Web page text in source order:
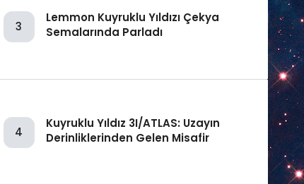
3
Lemmon Kuyruklu Yıldızı Çekya
Semalarında Parladı
4
Kuyruklu Yıldız 3I/ATLAS: Uzayın
Derinliklerinden Gelen Misafir